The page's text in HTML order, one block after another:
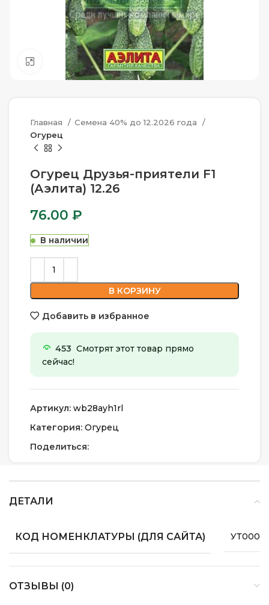
Нажмите, чтобы увеличить
Главная
Семена 40% до 12.2026 года
Огурец
Огурец Друзья-приятели F1
(Аэлита) 12.26
76.00 ₽
В наличии
В КОРЗИНУ
Добавить в избранное
453 Смотрят этот товар прямо
сейчас!
Артикул: wb28ayh1rl
Категория: Огурец
Поделиться:
ДЕТАЛИ
КОД НОМЕНКЛАТУРЫ (ДЛЯ САЙТА)
ОТЗЫВЫ (0)